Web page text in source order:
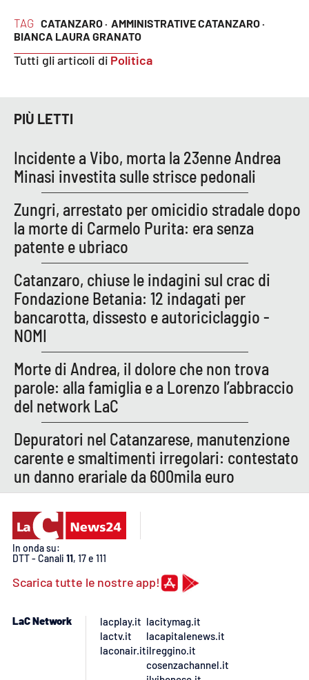
LaC Network
LaC OnAir
EDIZIONI
LOCALI
Crotone
Vibo Valentia
Reggio Calabria
Cosenza
Lamezia Terme
PROGETTI
SPECIALI
Buona Sanità Calabria
LA
CALABRIAVISIONE
Destinazioni
Eventi
Food
TAG CATANZARO · AMMINISTRATIVE CATANZARO ·
BIANCA LAURA GRANATO
Tutti gli articoli di Politica
PIÙ LETTI
Incidente a Vibo, morta la 23enne Andrea
Minasi investita sulle strisce pedonali
Zungri, arrestato per omicidio stradale dopo
la morte di Carmelo Purita: era senza
patente e ubriaco
Catanzaro, chiuse le indagini sul crac di
Fondazione Betania: 12 indagati per
bancarotta, dissesto e autoriciclaggio -
NOMI
Morte di Andrea, il dolore che non trova
parole: alla famiglia e a Lorenzo l’abbraccio
del network LaC
Depuratori nel Catanzarese, manutenzione
carente e smaltimenti irregolari: contestato
un danno erariale da 600mila euro
In onda su:
DTT - Canali 11, 17 e 111
Scarica tutte le nostre app!
LaC Network
lacplay.it
lactv.it
laconair.it
lacitymag.it
lacapitalenews.it
ilreggino.it
cosenzachannel.it